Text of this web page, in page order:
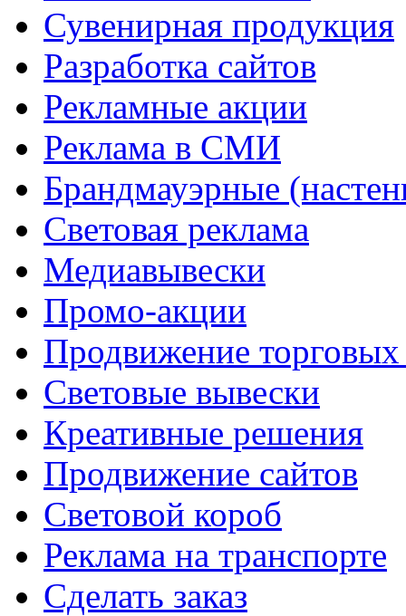
Сувенирная продукция
Разработка сайтов
Рекламные акции
Реклама в СМИ
Брандмауэрные
Cветовая реклама
Медиавывески
Промо-акции
Продвижение
Световые вывески
Креативные решения
Продвижение сайтов
Световой короб
Реклама на транспорте
Сделать заказ